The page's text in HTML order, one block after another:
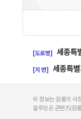
[도로명] 세종특
[지 번] 세종특
위 정보는 원룸의 사
블루밍은 콘텐츠(원